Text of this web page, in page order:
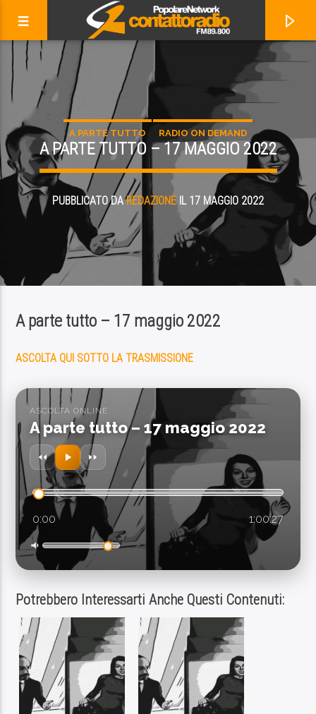
ADESSO IN ONDA
LEARNING TO FLY
PROGRAMMA IN ONDA
MUSIC NO STOP!
15:35 16:00
SEGUICI SUI SOCIAL
Contatto Radio
A PARTE TUTTO RADIO ON DEMAND
A PARTE TUTTO – 17 MAGGIO 2022
PUBBLICATO DAREDAZIONE IL 17 MAGGIO 2022
A parte tutto – 17 maggio 2022
ASCOLTA QUI SOTTO LA TRASMISSIONE
ASCOLTA ONLINE
A parte tutto – 17 maggio 2022
0:00 1:00:27
Potrebbero Interessarti Anche Questi Contenuti: